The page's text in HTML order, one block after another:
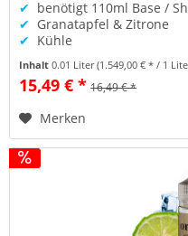
✔ benötigt 110ml Base /
✔ Granatapfel & Zitrone
✔ Kühle
Inhalt0.01 Liter(1.549,00 € * / 1
15,49 € * 16,49 € *
Merken